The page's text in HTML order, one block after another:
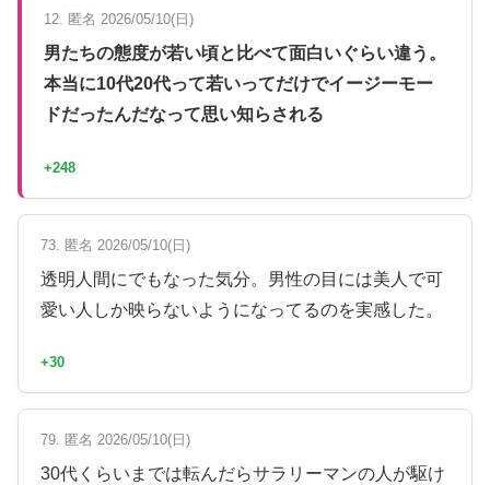
12. 匿名 2026/05/10(日)
男たちの態度が若い頃と比べて面白いぐらい違う。
本当に10代20代って若いってだけでイージーモー
ドだったんだなって思い知らされる
+248
73. 匿名 2026/05/10(日)
透明人間にでもなった気分。男性の目には美人で可
愛い人しか映らないようになってるのを実感した。
+30
79. 匿名 2026/05/10(日)
30代くらいまでは転んだらサラリーマンの人が駆け